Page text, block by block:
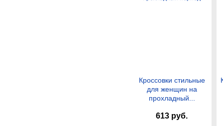
Кроссовки стильные
для женщин на
прохладный...
613 руб.